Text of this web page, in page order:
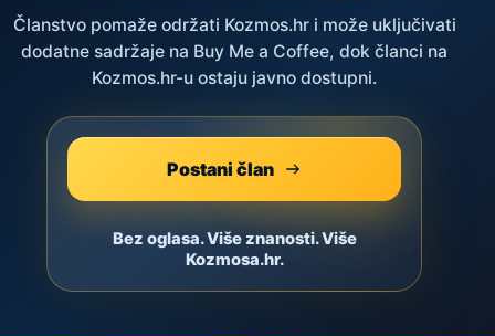
Članstvo pomaže održati Kozmos.hr i može uključivati
dodatne sadržaje na Buy Me a Coffee, dok članci na
Kozmos.hr-u ostaju javno dostupni.
Postani član
Bez oglasa. Više znanosti. Više
Kozmosa.hr.